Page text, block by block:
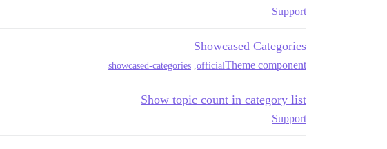
Support
Showcased Categories
Theme component
official
showcased-categories
Show topic count in category list
Support